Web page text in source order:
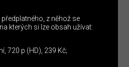
z něhož se
kterých si lze obsah užívat:
720 p (HD), 239 Kč;